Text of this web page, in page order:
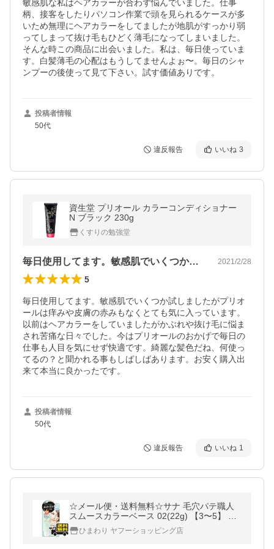
敏感肌な私はヘアカラーが合わず悩んでいました。仕事
柄、接客をしたりパソコン作業で頭を見られるケースが多
いため無理にヘアカラーをしてましたが地肌がすっかり弱
ってしまって抜け毛もひどく薄毛になってしまいました。
そんな時この商品に出会いました。私は、毎日使っていま
す。白髪薄毛の心配はもうしてませんよぉ〜。毎日のシャ
ンプーの後使って見て下さい。試す価値ありです。
投稿者情報
50代
違反報告 いいね 3
資生堂 プリオール カラーコンディショナー
N ブラック 230g
くすりの勉強堂
毎日使用してます。敏感肌でいくつか試し… 2021/2/28
5
毎日使用してます。敏感肌でいくつか試しましたがプリオ
ールは痒みや皮膚の赤みもなくとても気に入っています。
以前はヘアカラーをしていましたがかぶれや抜け毛に悩ま
され苦痛な日々でした。今はプリオールのおかげで毎日の
仕事も人目を気にせず快適です。綺麗な髪色だね、何使っ
てるの？と聞かれる事もしばしばあります。お安く購入出
来て本当に良かったです。
投稿者情報
50代
違反報告 いいね 1
☆メール便・送料無料☆サナ 毛穴パテ職人
スムースカラーベース 02(22g) 【3〜5】 送
料無料
ひまわり ヤフーショッピング店